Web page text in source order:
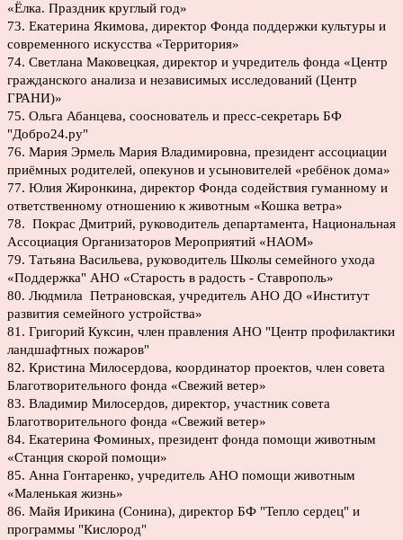
«Ёлка. Праздник круглый год»
73. Екатерина Якимова, директор Фонда поддержки культуры и
современного искусства «Территория»
74. Светлана Маковецкая, директор и учредитель фонда «Центр
гражданского анализа и независимых исследований (Центр
ГРАНИ)»
75. Ольга Абанцева, сооснователь и пресс-секретарь БФ
"Добро24.ру"
76. Мария Эрмель Мария Владимировна, президент ассоциации
приёмных родителей, опекунов и усыновителей «ребёнок дома»
77. Юлия Жиронкина, директор Фонда содействия гуманному и
ответственному отношению к животным «Кошка ветра»
78. Покрас Дмитрий, руководитель департамента, Национальная
Ассоциация Организаторов Мероприятий «НАОМ»
79. Татьяна Васильева, руководитель Школы семейного ухода
«Поддержка" АНО «Старость в радость - Ставрополь»
80. Людмила Петрановская, учредитель АНО ДО «Институт
развития семейного устройства»
81. Григорий Куксин, член правления АНО "Центр профилактики
ландшафтных пожаров"
82. Кристина Милосердова, координатор проектов, член совета
Благотворительного фонда «Свежий ветер»
83. Владимир Милосердов, директор, участник совета
Благотворительного фонда «Свежий ветер»
84. Екатерина Фоминых, президент фонда помощи животным
«Станция скорой помощи»
85. Анна Гонтаренко, учредитель АНО помощи животным
«Маленькая жизнь»
86. Майя Ирикина (Сонина), директор БФ "Тепло сердец" и
программы "Кислород"